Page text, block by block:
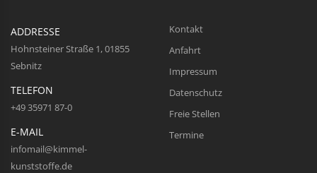
ADDRESSE
Hohnsteiner Straße 1, 01855
Sebnitz
TELEFON
+49 35971 87-0
E-MAIL
infomail@kimmel-
kunststoffe.de
Kontakt
Anfahrt
Impressum
Datenschutz
Freie Stellen
Termine